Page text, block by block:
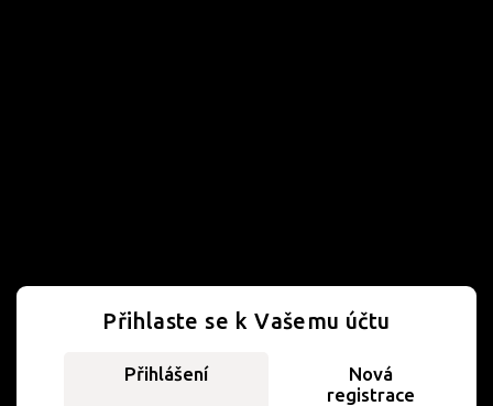
Přihlaste se k Vašemu účtu
Přihlášení
Nová
registrace